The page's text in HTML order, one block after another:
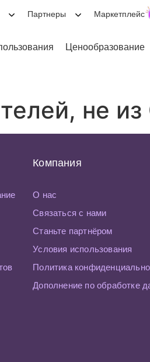
Партнеры Маркетплейс
Ценообразование
не
Компания
О нас
Связаться с нами
Станьте партнёром
Условия использования
Политика
Дополнение по обработке